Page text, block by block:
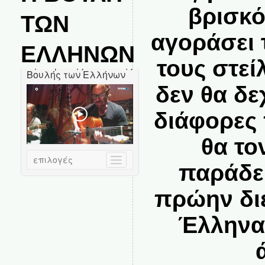
ΤΩΝ
ΕΛΛΗΝΩΝ
αγοράσει
τους
δεν θα
διάφορες
θα
πρώην